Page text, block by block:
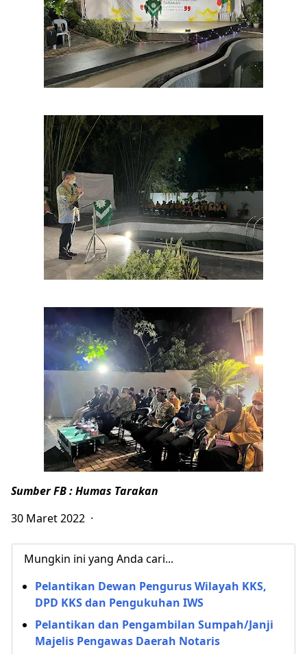
Sumber FB : Humas Tarakan
30 Maret 2022 ·
Mungkin ini yang Anda cari...
Pelantikan Dewan Pengurus Wilayah KKS,
DPD KKS dan Pengukuhan IWS
Pelantikan dan Pengambilan Sumpah/Janji
Majelis Pengawas Daerah Notaris